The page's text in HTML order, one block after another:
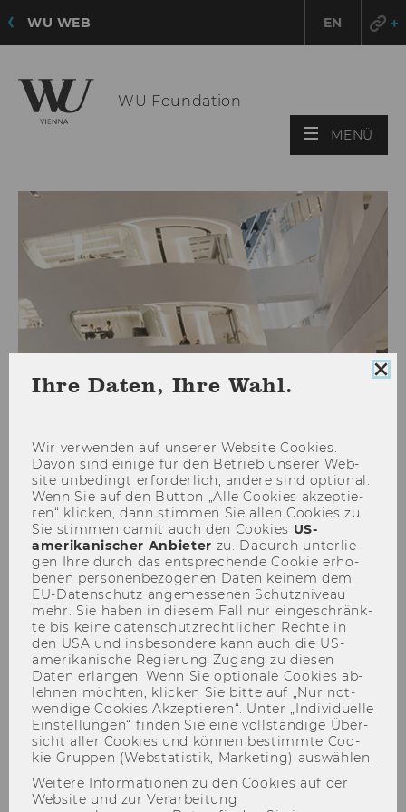
WU WEB EN
WU Foundation
MENÜ
Die WU Foundation.
Ihre Daten, Ihre Wahl.
Wir ver­wen­den auf un­se­rer Web­site Coo­kies.
Davon sind ei­ni­ge für den Be­trieb un­se­rer Web­
site un­be­dingt er­for­der­lich, an­de­re sind op­tio­nal.
Wenn Sie auf den But­ton „Alle Coo­kies ak­zep­tie­
ren“ kli­cken, dann stim­men Sie allen Coo­kies zu.
Sie stim­men damit auch den Coo­kies US-​
amerikanischer An­bie­ter zu. Da­durch un­ter­lie­
gen Ihre durch das ent­spre­chen­de Coo­kie er­ho­
be­nen per­so­nen­be­zo­ge­nen Daten kei­nem dem
EU-​Datenschutz an­ge­mes­se­nen Schutz­ni­veau
mehr. Sie haben in die­sem Fall nur ein­ge­schränk­
te bis keine da­ten­schutz­recht­li­chen Rech­te in
den USA und ins­be­son­de­re kann auch die US-​
amerikanische Re­gie­rung Zu­gang zu die­sen
Daten er­lan­gen. Wenn Sie op­tio­na­le Coo­kies ab­
leh­nen möch­ten, kli­cken Sie bitte auf „Nur not­
wen­di­ge Coo­kies Ak­zep­tie­ren“. Unter „In­di­vi­du­el­le
Ein­stel­lun­gen“ fin­den Sie eine voll­stän­di­ge Über­
sicht aller Coo­kies und kön­nen be­stimm­te Coo­
kie Grup­pen (Web­sta­tis­tik, Mar­ke­ting) aus­wäh­len.
Weitere Informationen zu den Cookies auf der
Website und zur Verarbeitung